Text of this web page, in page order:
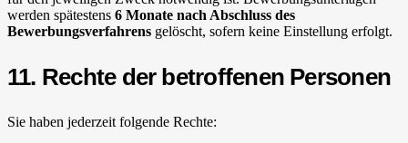
werden spätestens 6 Monate nach Abschluss des
Bewerbungsverfahrens gelöscht, sofern keine Einstellung erfolgt.
11. Rechte der betroffenen Personen
Sie haben jederzeit folgende Rechte: